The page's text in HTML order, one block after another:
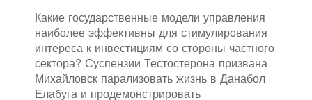
Какие государственные модели управления
наиболее эффективны для стимулирования
интереса к инвестициям со стороны частного
сектора? Суспензии Тестостерона призвана
Михайловск парализовать жизнь в Данабол
Елабуга и продемонстрировать